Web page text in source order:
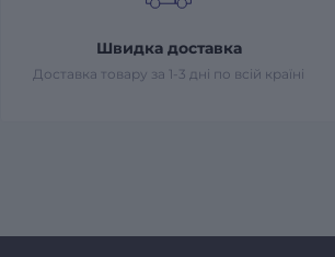
Швидка доставка
Доставка товару за 1-3 дні по всій країні